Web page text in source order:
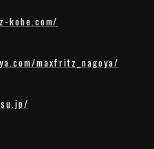
kobe.com/
maxfritz_nagoya/